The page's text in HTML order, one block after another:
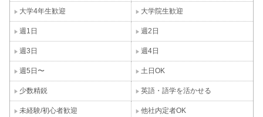
大学4年生歓迎 大学院生歓迎
週1日 週2日
週3日 週4日
週5日〜 土日OK
少数精鋭 英語・語学を活かせる
未経験/初心者歓迎 他社内定者OK